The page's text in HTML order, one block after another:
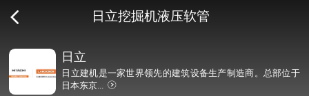
日立挖掘机液压软管
日立
日立建机是一家世界领先的建筑设备生产制造商。总部位于
日本东京...